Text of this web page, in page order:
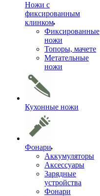
Ножи с
фиксированным
клинком
Фиксированные
ножи
Топоры, мачете
Метательные
ножи
Кухонные ножи
Фонари
Аккумуляторы
Аксессуары
Зарядные
устройства
Фонари